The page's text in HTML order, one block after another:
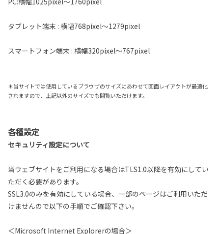
タブレット端末 : 横幅768pixel～1279pixel
スマートフォン端末 : 横幅320pixel～767pixel
＊当サイトでは使用しているブラウザのサイズにあわせて画面レイアウトが最適化
されますので、上記以外のサイズでも閲覧いただけます。
各種設定
セキュリティ設定について
当ウェブサイトをご利用になる場合はTLS1.0以降を有効にしてい
ただく必要があります。
SSL3.0のみを有効にしている場合、一部のページはご利用いただ
けませんので以下の手順でご確認下さい。
＜Microsoft Internet Explorerの場合＞